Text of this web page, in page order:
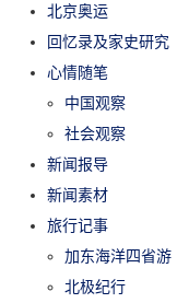
北京奥运
回忆录及家史研究
心情随笔
中国观察
社会观察
新闻报导
新闻素材
旅行记事
加东海洋四省游
北极纪行